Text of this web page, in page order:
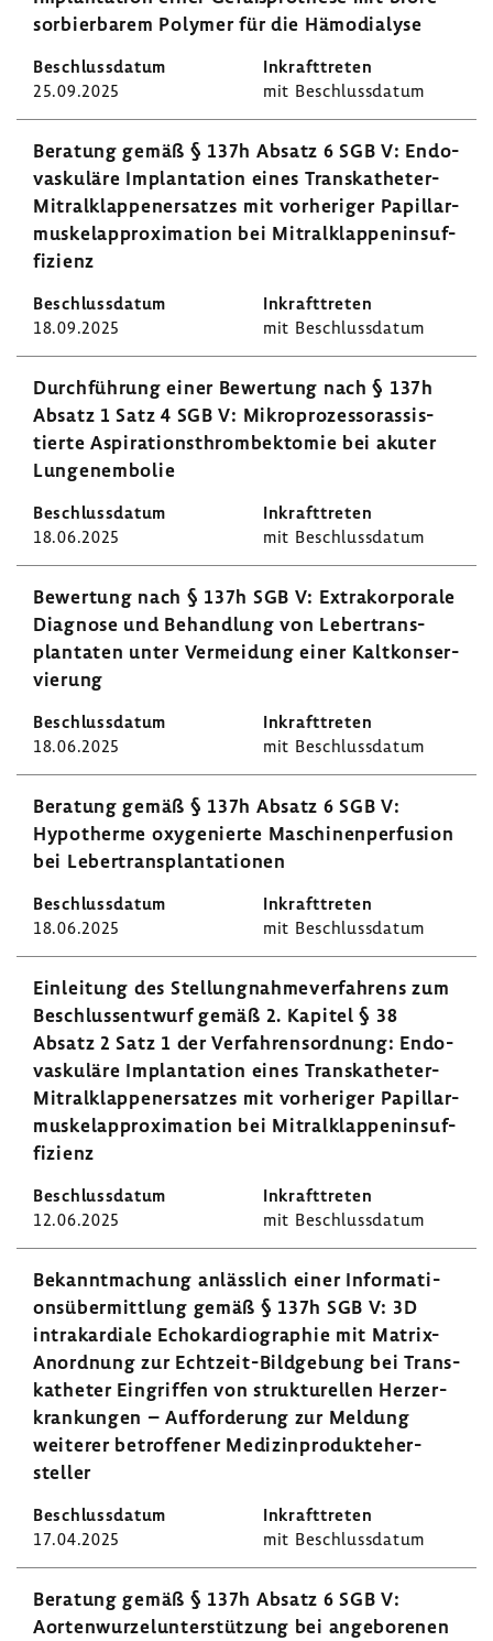
sor­bier­barem Polymer für die Hämo­dia­lyse
25.09.2025 mit Beschluss­datum
Bera­tung gemäß § 137h Absatz 6 SGB V: Endo­
vas­ku­läre Implan­ta­tion eines Transkatheter-​
Mitralklappenersatzes mit vorhe­riger Papillar­
mus­kel­ap­pro­xi­ma­tion bei Mitral­klap­pen­in­suf­
fi­zienz
18.09.2025 mit Beschluss­datum
Durch­füh­rung einer Bewer­tung nach § 137h
Absatz 1 Satz 4 SGB V: Mikro­pro­zes­so­ras­sis­
tierte Aspi­ra­ti­ons­throm­bek­tomie bei akuter
Lungen­em­bolie
18.06.2025 mit Beschluss­datum
Bewer­tung nach § 137h SGB V: Extra­kor­po­rale
Diagnose und Behand­lung von Leber­trans­
plan­taten unter Vermei­dung einer Kalt­kon­ser­
vie­rung
18.06.2025 mit Beschluss­datum
Bera­tung gemäß § 137h Absatz 6 SGB V:
Hypo­therme oxyge­nierte Maschi­nen­per­fu­sion
bei Leber­trans­plan­ta­tionen
18.06.2025 mit Beschluss­datum
Einlei­tung des Stel­lung­nah­me­ver­fah­rens zum
Beschluss­ent­wurf gemäß 2. Kapitel § 38
Absatz 2 Satz 1 der Verfah­rens­ord­nung: Endo­
vas­ku­läre Implan­ta­tion eines Transkatheter-​
Mitralklappenersatzes mit vorhe­riger Papillar­
mus­kel­ap­pro­xi­ma­tion bei Mitral­klap­pen­in­suf­
fi­zienz
12.06.2025 mit Beschluss­datum
Bekannt­ma­chung anläss­lich einer Infor­ma­ti­
ons­über­mitt­lung gemäß § 137h SGB V: 3D
intra­kar­diale Echo­kar­dio­gra­phie mit Matrix-​
Anordnung zur Echtzeit-​Bildgebung bei Trans­
ka­theter Eingriffen von struk­tu­rellen Herz­er­
kran­kungen – Auffor­de­rung zur Meldung
weiterer betrof­fener Medi­zin­pro­dukte­her­
steller
17.04.2025 mit Beschluss­datum
Bera­tung gemäß § 137h Absatz 6 SGB V:
Aorten­wur­zel­un­ter­stüt­zung bei ange­bo­renen